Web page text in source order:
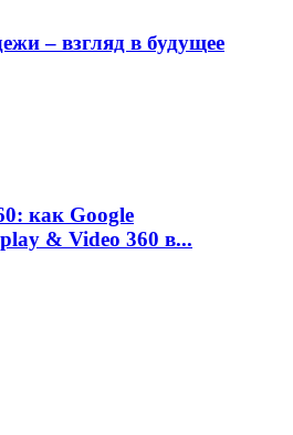
– взгляд в будущее
как Google
& Video 360 в...